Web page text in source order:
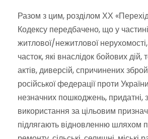
Разом з цим, розділом ХХ
Кодексу передбачено, що у частині
житлової/нежитлової нерухомості,
часток, які внаслідок бойових дій,
актів, диверсій, спричинених
російської федерації проти
незначних пошкоджень, придатні,
використання за цільовим
підлягають відновленню шляхом